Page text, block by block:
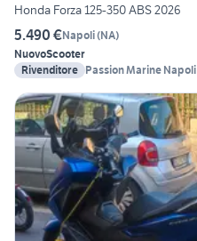
Honda Forza 125-350 ABS 2026
5.490 €Napoli(NA)
NuovoScooter
Rivenditore Passion Marine Napoli